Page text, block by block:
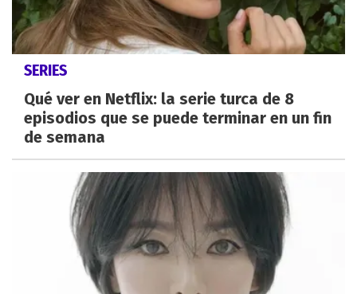
SERIES
Qué ver en Netflix: la serie turca de 8
episodios que se puede terminar en un fin
de semana